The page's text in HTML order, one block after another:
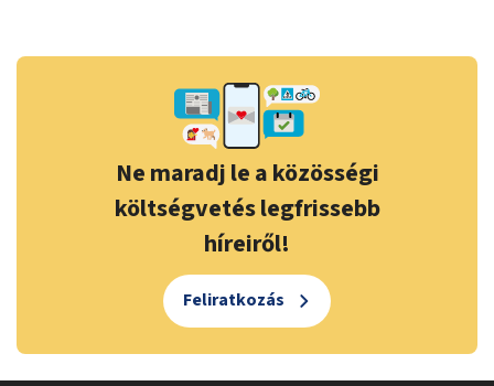
Ne maradj le a közösségi
költségvetés legfrissebb
híreiről!
Feliratkozás